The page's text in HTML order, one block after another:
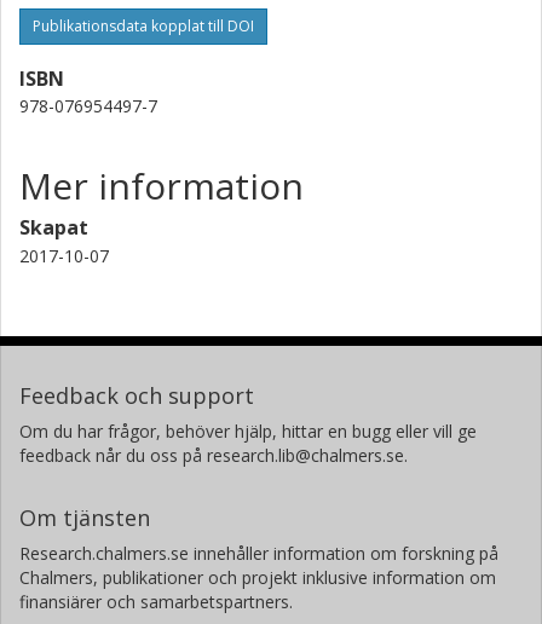
Publikationsdata kopplat till DOI
ISBN
978-076954497-7
Mer information
Skapat
2017-10-07
Feedback och support
Om du har frågor, behöver hjälp, hittar en bugg eller vill ge
feedback når du oss på research.lib@chalmers.se.
Om tjänsten
Research.chalmers.se innehåller information om forskning på
Chalmers, publikationer och projekt inklusive information om
finansiärer och samarbetspartners.